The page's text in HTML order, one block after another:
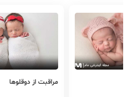
مراقبت از دوقلوها